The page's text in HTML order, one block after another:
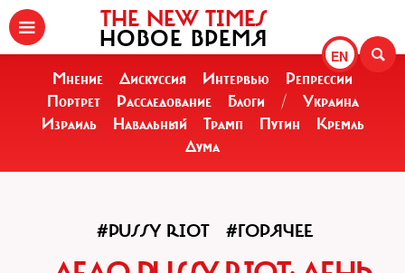
EN
THE NEW TIMES
НОВОЕ ВРЕМЯ
Мнение Дискуссия Интервью
Репрессии
Портрет
Расследование Блоги /
Украина
Израиль
Навальный Трамп Путин
Кремль
Дума
#PUSSY RIOT #ГОРЯЧЕЕ